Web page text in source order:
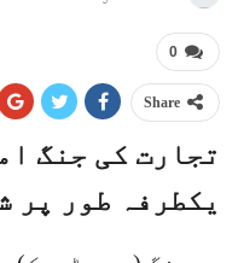
0
Share
تجارت کی جنگ
یکطرفہ طور پر